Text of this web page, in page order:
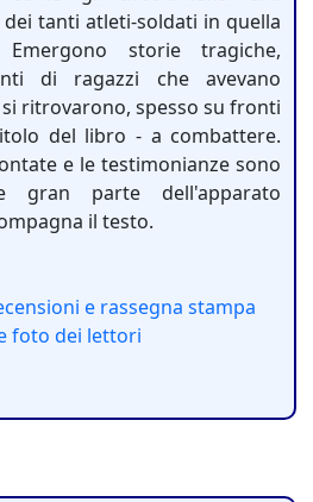
tanti atleti-soldati in quella
storie tragiche,
di ragazzi che avevano
ritrovarono, spesso su fronti
del libro - a combattere.
e le testimonianze sono
gran parte dell'apparato
il testo.
e rassegna stampa
foto dei lettori